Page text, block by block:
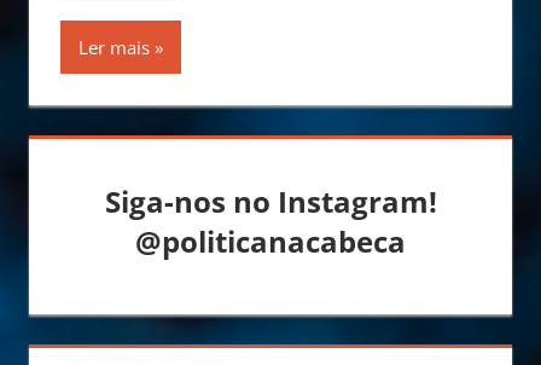
Ler mais
Siga-nos no Instagram!
@politicanacabeca